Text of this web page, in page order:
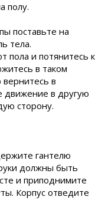
полу.
поставьте на
тела.
пола и потянитесь к
в таком
в
движение в другую
сторону.
гантелю
должны быть
и приподнимите
Корпус отведите